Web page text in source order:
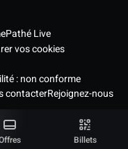
Billets
Pathé Live
vos cookies
: non conforme
contacterRejoignez-nous